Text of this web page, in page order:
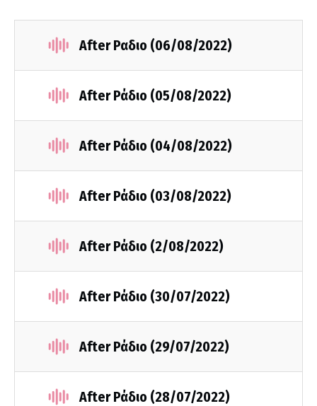
After Ραδιο (06/08/2022)
After Ράδιο (05/08/2022)
After Ράδιο (04/08/2022)
After Ράδιο (03/08/2022)
After Ράδιο (2/08/2022)
After Ράδιο (30/07/2022)
After Ράδιο (29/07/2022)
After Ράδιο (28/07/2022)